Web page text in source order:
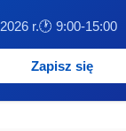
r.🕐 9:00-15:00
Zapisz się